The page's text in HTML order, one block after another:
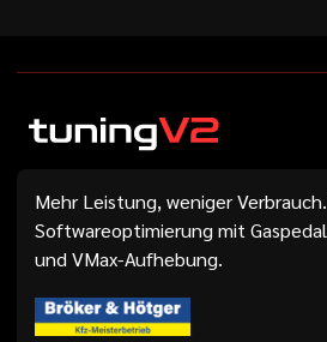
Mehr Leistung, weniger
Softwareoptimierung mit
und VMax-Aufhebung.